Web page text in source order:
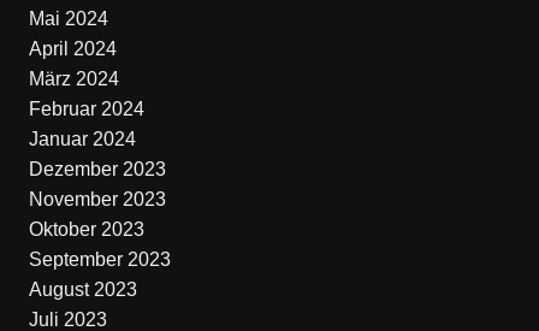
Mai 2024
April 2024
März 2024
Februar 2024
Januar 2024
Dezember 2023
November 2023
Oktober 2023
September 2023
August 2023
Juli 2023